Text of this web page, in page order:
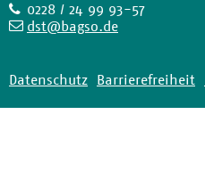
Telefon
0228 / 24 99 93-57
E- dst@bagso.de
Datenschutz Barrierefreiheit